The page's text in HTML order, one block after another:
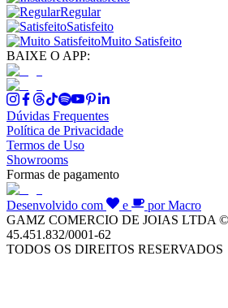
Regular
Satisfeito
Muito Satisfeito
BAIXE O APP:
Dúvidas Frequentes
Política de Privacidade
Termos de Uso
Showrooms
Formas de pagamento
Desenvolvido com e
por Macro
GAMZ COMERCIO DE JOIAS LTDA
45.451.832/0001-62
TODOS OS DIREITOS RESERVADOS